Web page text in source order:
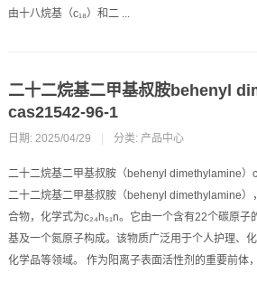
由十八烷基（c₁₈）和二 ...
二十二烷基二甲基叔胺behenyl
cas21542-96-1
日期: 2025/04/29 分类: 产品中心
二十二烷基二甲基叔胺（behenyl dimethylamine
二十二烷基二甲基叔胺（behenyl dimethylamine）
合物，化学式为c₂₄h₅₁n。它由一个含有22个碳原
基及一个氮原子构成。该物质广泛用于个人护理、
化学品等领域。 作为阳离子表面活性剂的重要前体